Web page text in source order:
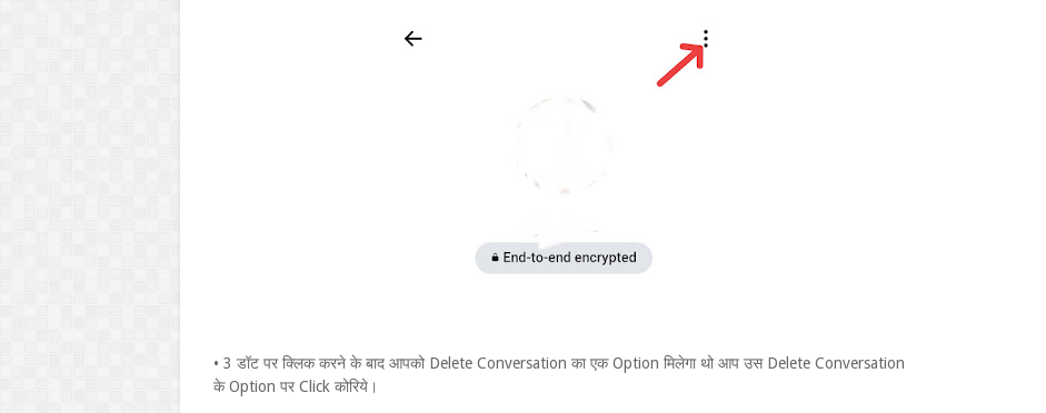
• 3 डॉट पर क्लिक करने के बाद आपको Delete Conversation का एक Option मिलेगा थो आप उस Delete Conversation
के Option पर Click कोरिये।